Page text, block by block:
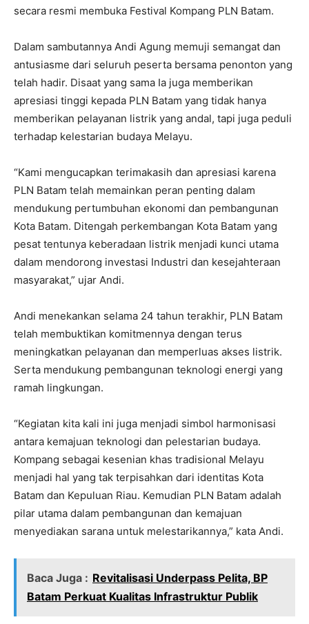
secara resmi membuka Festival Kompang PLN Batam.
Dalam sambutannya Andi Agung memuji semangat dan
antusiasme dari seluruh peserta bersama penonton yang
telah hadir. Disaat yang sama Ia juga memberikan
apresiasi tinggi kepada PLN Batam yang tidak hanya
memberikan pelayanan listrik yang andal, tapi juga peduli
terhadap kelestarian budaya Melayu.
“Kami mengucapkan terimakasih dan apresiasi karena
PLN Batam telah memainkan peran penting dalam
mendukung pertumbuhan ekonomi dan pembangunan
Kota Batam. Ditengah perkembangan Kota Batam yang
pesat tentunya keberadaan listrik menjadi kunci utama
dalam mendorong investasi Industri dan kesejahteraan
masyarakat,” ujar Andi.
Andi menekankan selama 24 tahun terakhir, PLN Batam
telah membuktikan komitmennya dengan terus
meningkatkan pelayanan dan memperluas akses listrik.
Serta mendukung pembangunan teknologi energi yang
ramah lingkungan.
“Kegiatan kita kali ini juga menjadi simbol harmonisasi
antara kemajuan teknologi dan pelestarian budaya.
Kompang sebagai kesenian khas tradisional Melayu
menjadi hal yang tak terpisahkan dari identitas Kota
Batam dan Kepuluan Riau. Kemudian PLN Batam adalah
pilar utama dalam pembangunan dan kemajuan
menyediakan sarana untuk melestarikannya,” kata Andi.
Baca Juga : Revitalisasi Underpass Pelita, BP
Batam Perkuat Kualitas Infrastruktur Publik